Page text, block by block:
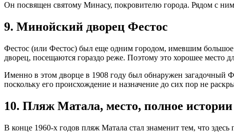
Он посвящен святому Минасу, покровителю города. Рядом с
9. Минойский дворец Фестос
Фестос (или Фестос) был еще одним городом, имевшим большое
дворец, посещаются гораздо реже. Поэтому это хорошее место
Именно в этом дворце в 1908 году был обнаружен загадочный
поскольку его происхождение и назначение до сих пор не
10. Пляж Матала, место, полное истории
В конце 1960-х годов пляж Матала стал знаменит тем, что